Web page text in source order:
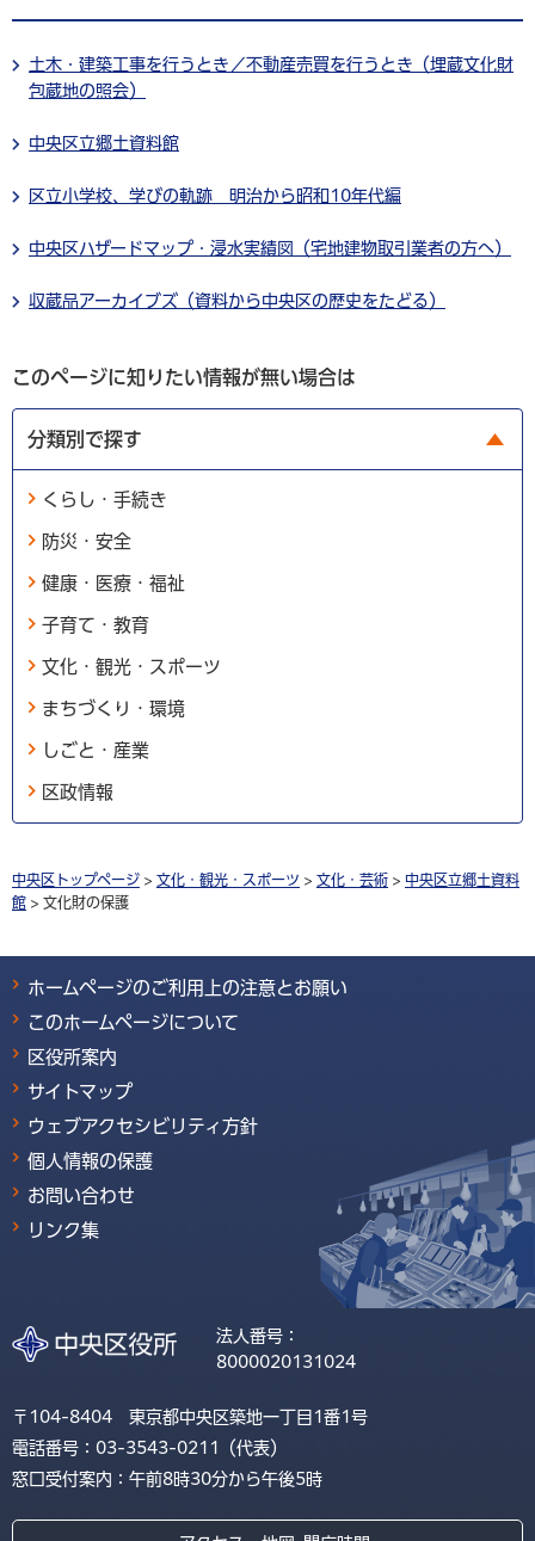
土木・建築工事を行うとき／不動産売買を行うとき（埋蔵文化財
包蔵地の照会）
中央区立郷土資料館
区立小学校、学びの軌跡 明治から昭和10年代編
中央区ハザードマップ・浸水実績図（宅地建物取引業者の方へ）
収蔵品アーカイブズ（資料から中央区の歴史をたどる）
このページに知りたい情報が無い場合は
分類別で探す
くらし・手続き
防災・安全
健康・医療・福祉
子育て・教育
文化・観光・スポーツ
まちづくり・環境
しごと・産業
区政情報
中央区トップページ > 文化・観光・スポーツ > 文化・芸術 > 中央区立郷土資料
館 > 文化財の保護
ホームページのご利用上の注意とお願い
このホームページについて
区役所案内
サイトマップ
ウェブアクセシビリティ方針
個人情報の保護
お問い合わせ
リンク集
法人番号：
8000020131024
〒104-8404 東京都中央区築地一丁目1番1号
電話番号：03-3543-0211（代表）
窓口受付案内：午前8時30分から午後5時